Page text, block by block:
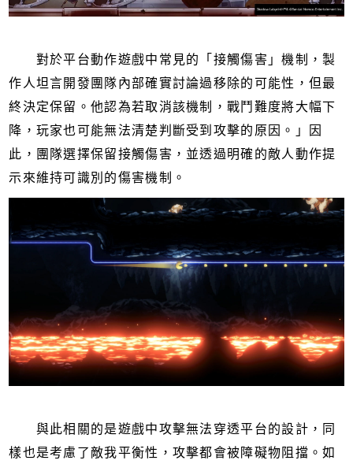
對於平台動作遊戲中常見的「接觸傷害」機制，製
作人坦言開發團隊內部確實討論過移除的可能性，但最
終決定保留。他認為若取消該機制，戰鬥難度將大幅下
降，玩家也可能無法清楚判斷受到攻擊的原因。」因
此，團隊選擇保留接觸傷害，並透過明確的敵人動作提
示來維持可識別的傷害機制。
與此相關的是遊戲中攻擊無法穿透平台的設計，同
樣也是考慮了敵我平衡性，攻擊都會被障礙物阻擋。如